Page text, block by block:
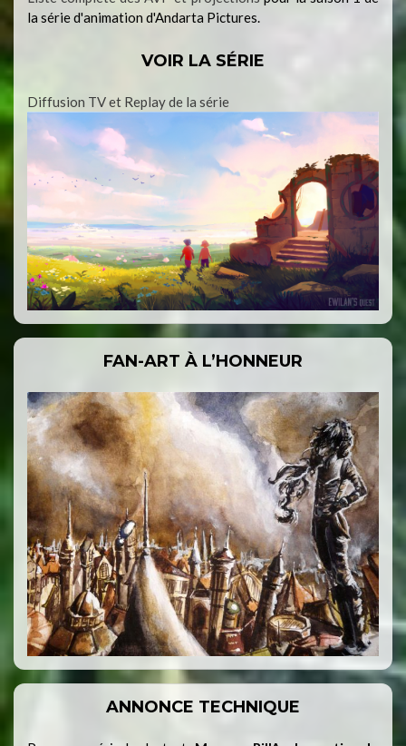
la série d'animation d'Andarta Pictures.
VOIR LA SÉRIE
Diffusion TV et Replay de la série
FAN-ART À L’HONNEUR
ANNONCE TECHNIQUE